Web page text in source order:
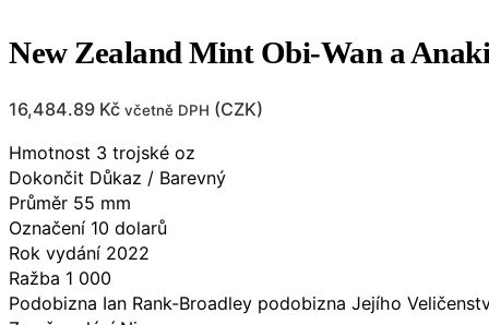
New Zealand Mint Obi-Wan a
16,484.89 Kč včetně DPH (CZK)
Hmotnost 3 trojské oz
Dokončit Důkaz / Barevný
Průměr 55 mm
Označení 10 dolarů
Rok vydání 2022
Ražba 1 000
Podobizna Ian Rank-Broadley podobizna Jejího